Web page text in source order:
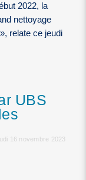
2022, la
nettoyage
relate ce jeudi
UBS
16 novembre 2023